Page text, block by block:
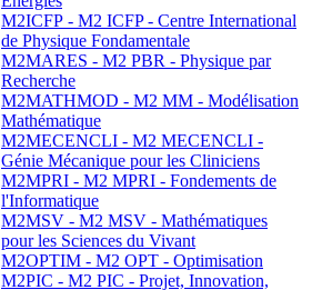
M2ICFP - M2 ICFP - Centre International
de Physique Fondamentale
M2MARES - M2 PBR - Physique par
Recherche
M2MATHMOD - M2 MM - Modélisation
Mathématique
M2MECENCLI - M2 MECENCLI -
Génie Mécanique pour les Cliniciens
M2MPRI - M2 MPRI - Fondements de
l'Informatique
M2MSV - M2 MSV - Mathématiques
pour les Sciences du Vivant
M2OPTIM - M2 OPT - Optimisation
M2PIC - M2 PIC - Projet, Innovation,